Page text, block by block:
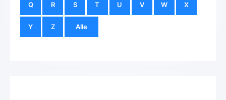
Q R S T U V W X
Y Z Alle